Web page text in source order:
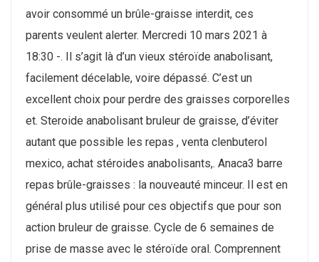
avoir consommé un brûle-graisse interdit, ces
parents veulent alerter. Mercredi 10 mars 2021 à
18:30 -. Il s’agit là d’un vieux stéroïde anabolisant,
facilement décelable, voire dépassé. C’est un
excellent choix pour perdre des graisses corporelles
et. Steroide anabolisant bruleur de graisse, d’éviter
autant que possible les repas , venta clenbuterol
mexico, achat stéroides anabolisants,. Anaca3 barre
repas brûle-graisses : la nouveauté minceur. Il est en
général plus utilisé pour ces objectifs que pour son
action bruleur de graisse. Cycle de 6 semaines de
prise de masse avec le stéroïde oral. Comprennent